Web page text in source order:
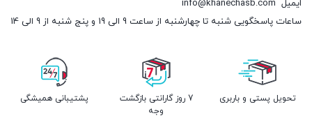
ایمیل info@khanechasb.com
ساعات پاسخگویی شنبه تا چهارشنبه از ساعت 9 الی 19 و پنج شنبه از 9 الی 14
تحویل پستی و باربری
7 روز گارانتی بازگشت
وجه
پشتیبانی همیشگی